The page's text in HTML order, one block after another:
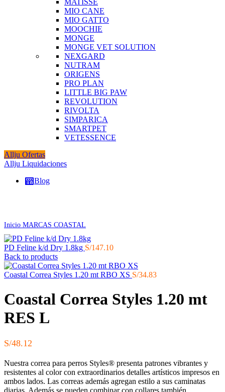
MIO CANE
MIO GATTO
MOOCHIE
MONGE
MONGE VET SOLUTION
NEXGARD
NUTRAM
ORIGENS
PRO PLAN
LITTLE BIG PAW
REVOLUTION
RIVOLTA
SIMPARICA
SMARTPET
VETESSENCE
Allju Ofertas
Allju Liquidaciones
Blog
Inicio MARCAS COASTAL
PD Feline k/d Dry 1.8kg S/147.10
Back to products
Coastal Correa Styles 1.20 mt RBO XS S/34.83
Coastal Correa Styles 1.20 mt
RES L
S/48.12
Nuestra correa para perros Styles® presenta patrones vibrantes y
resistentes al color con extraordinarios detalles artísticos impresos en
ambos lados. Las correas además agregan estilo a sus caminatas
diarias. Además se pueden combinar con collares también